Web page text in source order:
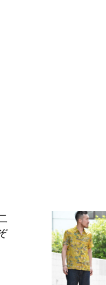
うつくし